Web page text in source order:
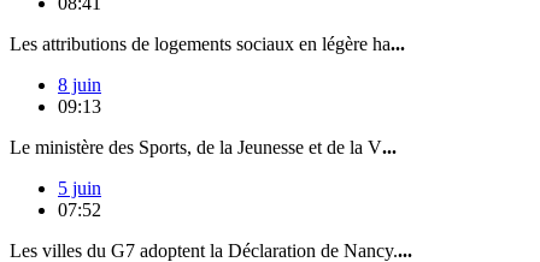
Les attributions de logements sociaux en légère ha...
8 juin
09:13
Le ministère des Sports, de la Jeunesse et de la V...
5 juin
07:52
Les villes du G7 adoptent la Déclaration de Nancy....